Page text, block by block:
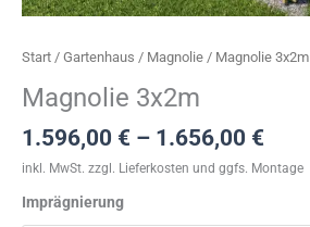
Start / Gartenhaus / Magnolie / Magnolie 3x2m
Magnolie 3x2m
1.596,00 € – 1.656,00 €
inkl. MwSt. zzgl. Lieferkosten und ggfs. Montage
Imprägnierung